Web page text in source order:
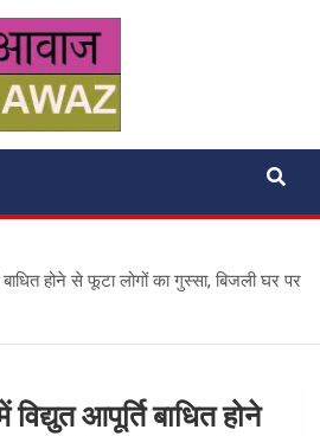
होने से फूटा लोगों का गुस्सा, बिजली घर पर
आपूर्ति बाधित होने